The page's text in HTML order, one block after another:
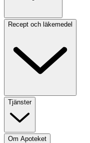
Recept och läkemedel
Tjänster
Om Apoteket